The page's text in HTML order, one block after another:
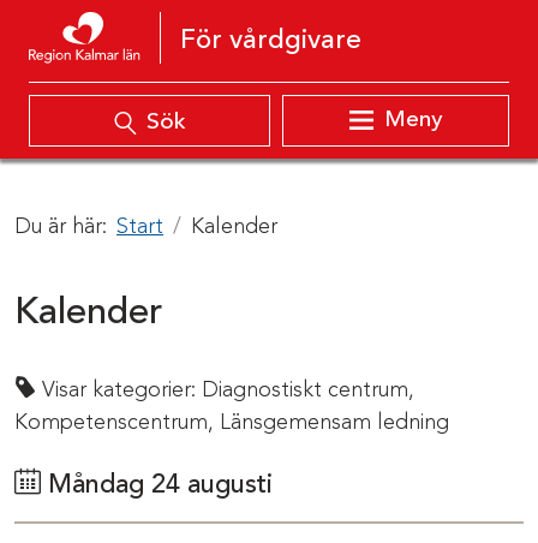
Hoppa till innehåll
För vårdgivare
Sök Meny
Du är här: Start Kalender
Kalender
Visar kategorier: Diagnostiskt centrum,
Kompetenscentrum, Länsgemensam ledning
Måndag 24 augusti